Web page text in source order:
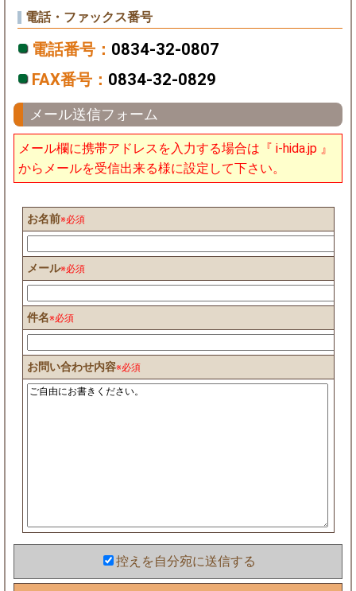
電話・ファックス番号
電話番号： 0834-32-0807
FAX番号： 0834-32-0829
メール送信フォーム
メール欄に携帯アドレスを入力する場合は『 i-hida.jp 』
からメールを受信出来る様に設定して下さい。
お名前※必須
メール※必須
件名※必須
お問い合わせ内容※必須
控えを自分宛に送信する